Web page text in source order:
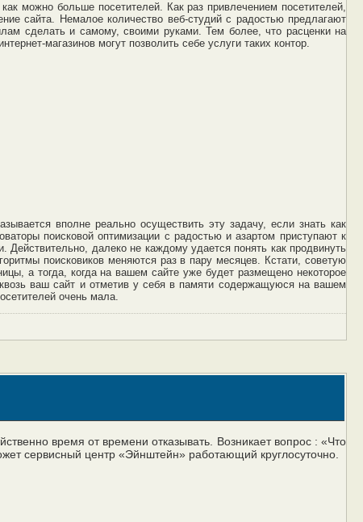
можно больше посетителей. Как раз привлечением посетителей,
сайта. Немалое количество веб-студий с радостью предлагают
сделать и самому, своими руками. Тем более, что расценки на
магазинов могут позволить себе услуги таких контор.
вполне реально осуществить эту задачу, если знать как
поисковой оптимизации с радостью и азартом приступают к
далеко не каждому удается понять как продвинуть
поисковиков меняются раз в пару месяцев. Кстати, советую
а тогда, когда на вашем сайте уже будет размещено некоторое
ваш сайт и отметив у себя в памяти содержащуюся на вашем
очень мала.
время от времени отказывать. Возникает вопрос : «Что
сервисный центр «Эйнштейн» работающий круглосуточно.